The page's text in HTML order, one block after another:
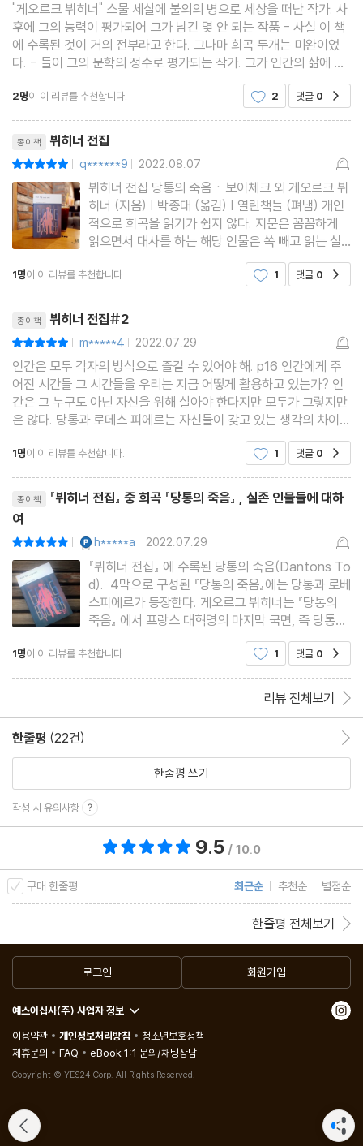
"게오르크 뷔히너" 스물 세살에 불의의 병으로 세상을 떠난 작가. 사
후에 그의 능력이 평가되어 그가 남긴 몇 안 되는 작품 - 사실 이 책
에 수록된 것이 거의 전부라고 한다. 그나마 희곡 두개는 미완이었
다. - 들이 그의 문학의 정수로 평가되는 작가. 그가 인간의 삶에 있
어서 관심을 가진 부분은 프랑스 혁명으로 대표되는 사회를 일순간
에 거꾸로 뒤집어 버리는 혁명의 역사. 그리고
2명이 이 리뷰를 추천합니다. 2 댓글 0
종이책 뷔히너 전집
| q******9 | 2022.08.07
뷔히너 전집 당통의 죽음ㆍ보이체크 외 게오르크 뷔
히너 (지음) | 박종대 (옮김) | 열린책들 (펴냄) 개인
적으로 희곡을 읽기가 쉽지 않다. 지문은 꼼꼼하게
읽으면서 대사를 하는 해당 인물은 쏙 빼고 읽는 실
수 아닌 실수를 자주 하기 때문이다. 그래서 몇 페이
지를 읽다보면 내용은 알면서도 누가 그 말을 했는지
는 가물가물하다. 그럴때는 다시 읽는 수 밖에 방법
이 없다.
1명이 이 리뷰를 추천합니다. 1 댓글 0
종이책 뷔히너 전집#2
| m*****4 | 2022.07.29
인간은 모두 각자의 방식으로 즐길 수 있어야 해. p16 인간에게 주
어진 시간들 그 시간들을 우리는 지금 어떻게 활용하고 있는가? 인
간은 그 누구도 아닌 자신을 위해 살아야 한다지만 모두가 그렇지만
은 않다. 당통과 로데스 피에르는 자신들이 갖고 있는 생각의 차이가
갈등을 불러일으켰고 자신의 방식대로 억압받지 않고 자유롭게 살
길 원하는 당통과는 반대로 그런 당통을
1명이 이 리뷰를 추천합니다. 1 댓글 0
종이책
『뷔히너 전집』 중 희곡 『당통의 죽음』 , 실존 인물들에 대하
여
| h*****a | 2022.07.29
『뷔히너 전집』 에 수록된 당통의 죽음(Dantons To
d). 4막으로 구성된 『당통의 죽음』에는 당통과 로베
스피에르가 등장한다. 게오르그 뷔히너는 『당통의
죽음』 에서 프랑스 대혁명의 마지막 국면, 즉 당통과
로베스피에르가 서로 첨예하게 대치하다가 로베스피
에르 일파에 의해 당통을 비롯한 그의 동료들이 처형
1명이 이 리뷰를 추천합니다. 1 댓글 0
리뷰 전체보기
한줄평 (22건)
한줄평 쓰기
작성 시 유의사항
9.5 / 10.0
구매 한줄평 최근순 추천순 별점순
한줄평 전체보기
로그인 회원가입
예스이십사(주) 사업자 정보
이용약관
개인정보처리방침
청소년보호정책
제휴문의
FAQ eBook 1:1 문의/채팅상담
Copyright © YES24 Corp. All Rights Reserved.